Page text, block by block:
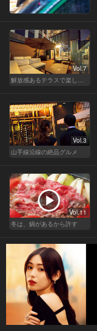
Vol.7
Vol.3
山手線沿線の絶品グルメ
Vol.11
冬は、鍋があるから許す